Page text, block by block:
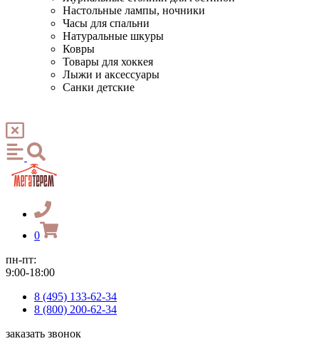
Настольные лампы, ночники
Часы для спальни
Натуральные шкуры
Ковры
Товары для хоккея
Лыжи и аксессуары
Санки детские
0
пн-пт:
9:00-18:00
8 (495) 133-62-34
8 (800) 200-62-34
заказать звонок